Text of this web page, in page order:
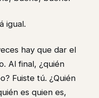
igual.
hay que dar el
Al final, ¿quién
Fuiste tú. ¿Quién
es quien es,